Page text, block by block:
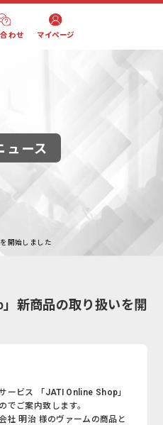
わせ マイページ
ュース
開始しました
新商品の取り扱いを開
ービス 「JATI Online Shop」
でご案内致します。
社 明治 様のヴァームの商品と